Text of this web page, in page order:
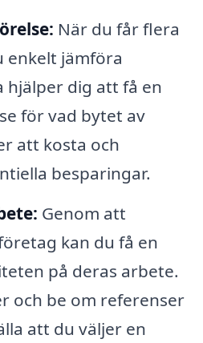
När du får flera
enkelt jämföra
hjälper dig att få en
för vad bytet av
att kosta och
besparingar.
Genom att
kan du få en
på deras arbete.
och be om referenser
att du väljer en